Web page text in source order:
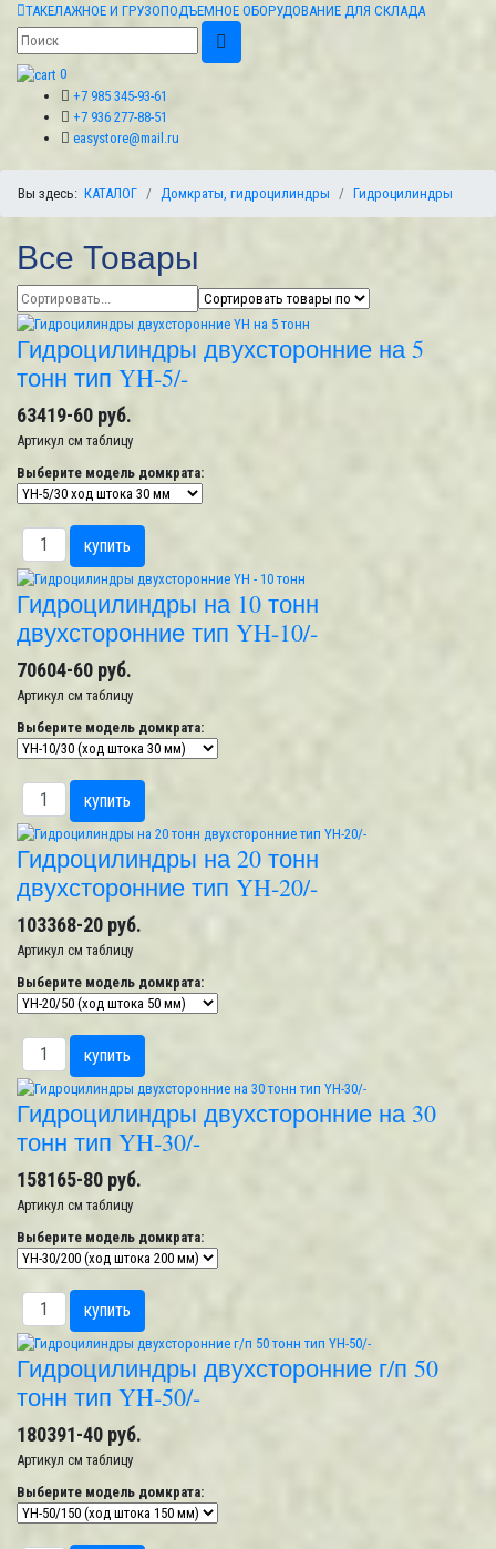
ТАКЕЛАЖНОЕ И ГРУЗОПОДЪЕМНОЕ ОБОРУДОВАНИЕ ДЛЯ СКЛАДА
0
+7 985 345-93-61
+7 936 277-88-51
easystore@mail.ru
Вы здесь: КАТАЛОГ Домкраты, гидроцилиндры Гидроцилиндры
Все Товары
Гидроцилиндры двухсторонние на 5
тонн тип YH-5/-
63419-60 руб.
Артикул см таблицу
Выберите модель домкрата:
Гидроцилиндры на 10 тонн
двухсторонние тип YH-10/-
70604-60 руб.
Артикул см таблицу
Выберите модель домкрата:
Гидроцилиндры на 20 тонн
двухсторонние тип YH-20/-
103368-20 руб.
Артикул см таблицу
Выберите модель домкрата:
Гидроцилиндры двухсторонние на 30
тонн тип YH-30/-
158165-80 руб.
Артикул см таблицу
Выберите модель домкрата:
Гидроцилиндры двухсторонние г/п 50
тонн тип YH-50/-
180391-40 руб.
Артикул см таблицу
Выберите модель домкрата: